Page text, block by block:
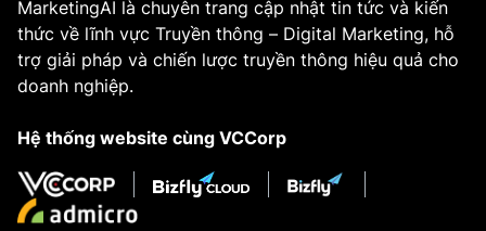
MarketingAI là chuyên trang cập nhật tin tức và kiến
thức về lĩnh vực Truyền thông – Digital Marketing, hỗ
trợ giải pháp và chiến lược truyền thông hiệu quả cho
doanh nghiệp.
Hệ thống website cùng VCCorp